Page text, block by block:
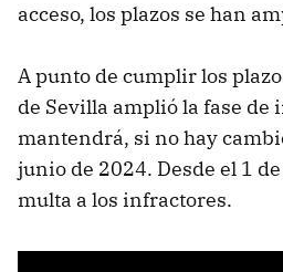
acceso, los plazos se han
A punto de cumplir los
de Sevilla amplió la fase de
mantendrá, si no hay
junio de 2024. Desde el 1
multa a los infractores.